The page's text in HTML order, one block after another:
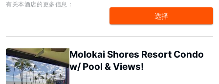
有关本酒店的更多信息：
选择
Molokai Shores Resort Condo
w/ Pool & Views!